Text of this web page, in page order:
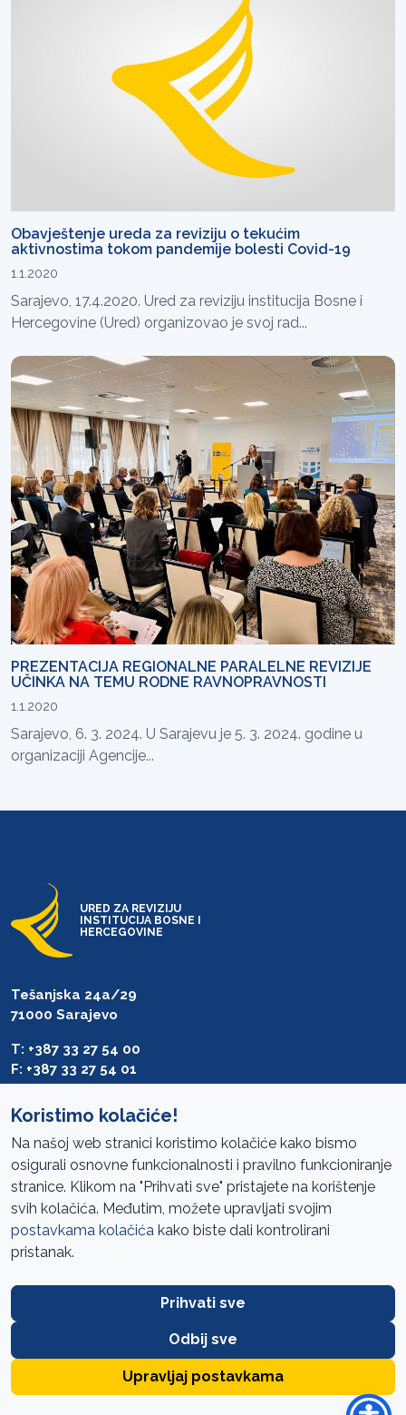
Obavještenje ureda za reviziju o tekućim
aktivnostima tokom pandemije bolesti Covid-19
1.1.2020
Sarajevo, 17.4.2020. Ured za reviziju institucija Bosne i
Hercegovine (Ured) organizovao je svoj rad...
PREZENTACIJA REGIONALNE PARALELNE REVIZIJE
UČINKA NA TEMU RODNE RAVNOPRAVNOSTI
1.1.2020
Sarajevo, 6. 3. 2024. U Sarajevu je 5. 3. 2024. godine u
organizaciji Agencije...
URED ZA REVIZIJU
INSTITUCIJA BOSNE I
HERCEGOVINE
Tešanjska 24a/29
71000 Sarajevo
T: +387 33 27 54 00
F: +387 33 27 54 01
Pristup informacijama
Mapa sajta
Oglasi
FAQ
Koristimo kolačiće!
Na našoj web stranici koristimo kolačiće kako bismo
osigurali osnovne funkcionalnosti i pravilno funkcioniranje
stranice. Klikom na "Prihvati sve" pristajete na korištenje
svih kolačića. Međutim, možete upravljati svojim
postavkama kolačića kako biste dali kontrolirani
pristanak.
Prihvati sve
Odbij sve
Upravljaj postavkama